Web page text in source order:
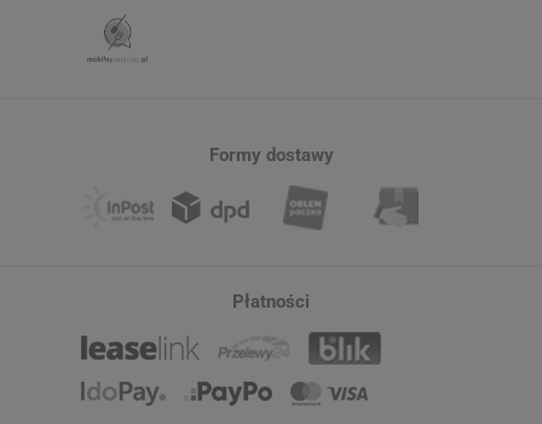
Formy dostawy
Płatności